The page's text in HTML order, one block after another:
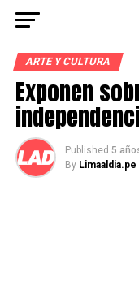
ARTE Y CULTURA
Exponen
Published 5
By Limaaldia.pe